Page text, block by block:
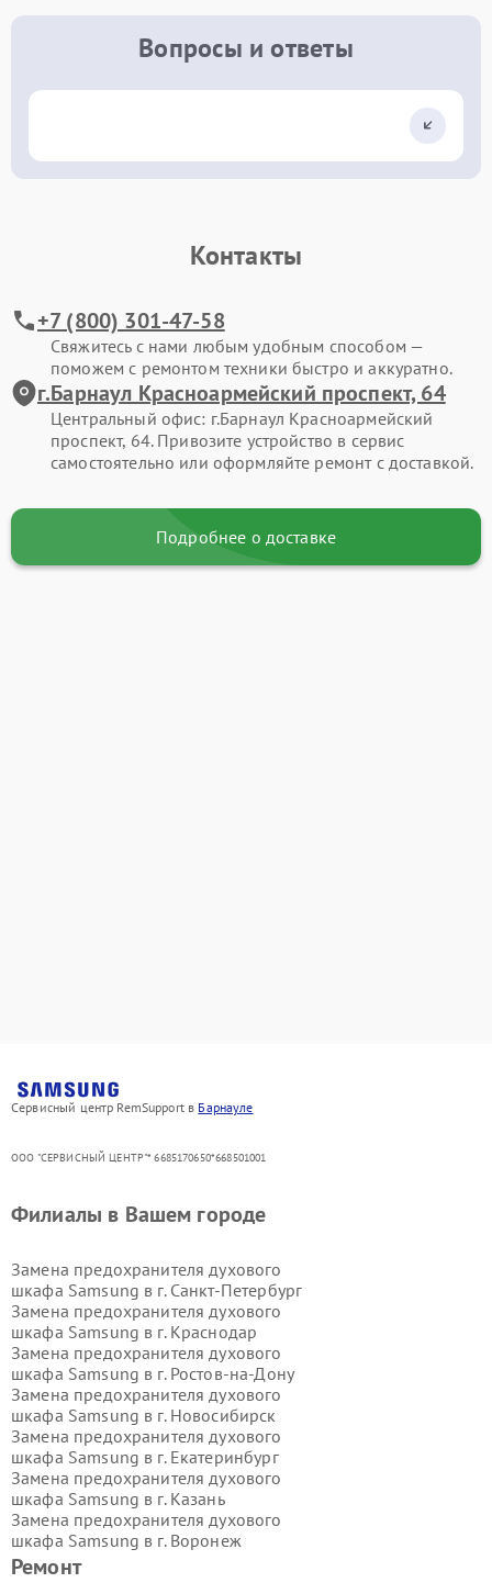
Вопросы и ответы
Контакты
+7 (800) 301-47-58
Свяжитесь с нами любым удобным способом —
поможем с ремонтом техники быстро и аккуратно.
г.Барнаул Красноармейский проспект, 64
Центральный офис: г.Барнаул Красноармейский
проспект, 64. Привозите устройство в сервис
самостоятельно или оформляйте ремонт с доставкой.
Подробнее о доставке
Сервисный центр RemSupport в Барнауле
ООО "СЕРВИСНЫЙ ЦЕНТР"* 6685170650*668501001
Ремонт
Филиалы в Вашем городе
Замена предохранителя духового
шкафа Samsung в г. Санкт-Петербург
Замена предохранителя духового
шкафа Samsung в г. Краснодар
Замена предохранителя духового
шкафа Samsung в г. Ростов-на-Дону
Замена предохранителя духового
шкафа Samsung в г. Новосибирск
Замена предохранителя духового
шкафа Samsung в г. Екатеринбург
Замена предохранителя духового
шкафа Samsung в г. Казань
Замена предохранителя духового
шкафа Samsung в г. Воронеж
Замена предохранителя духового
шкафа Samsung в г.